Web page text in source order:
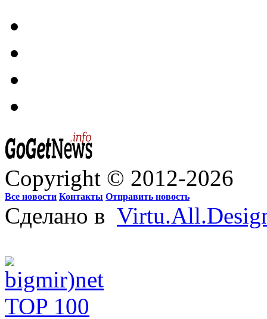
Copyright © 2012-2026
Все новости Контакты Отправить новость
Сделано в